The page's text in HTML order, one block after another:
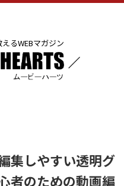
るWEBマガジン
集しやすい透明グ
者のための動画編